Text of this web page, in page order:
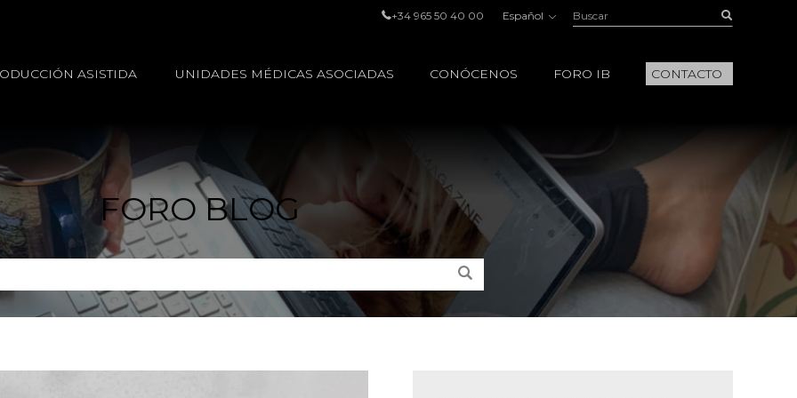
+34 965 50 40 00 Español Buscar:
ASISTIDA UNIDADES MÉDICAS ASOCIADAS CONÓCENOS FORO IB CONTACTO
FORO BLOG